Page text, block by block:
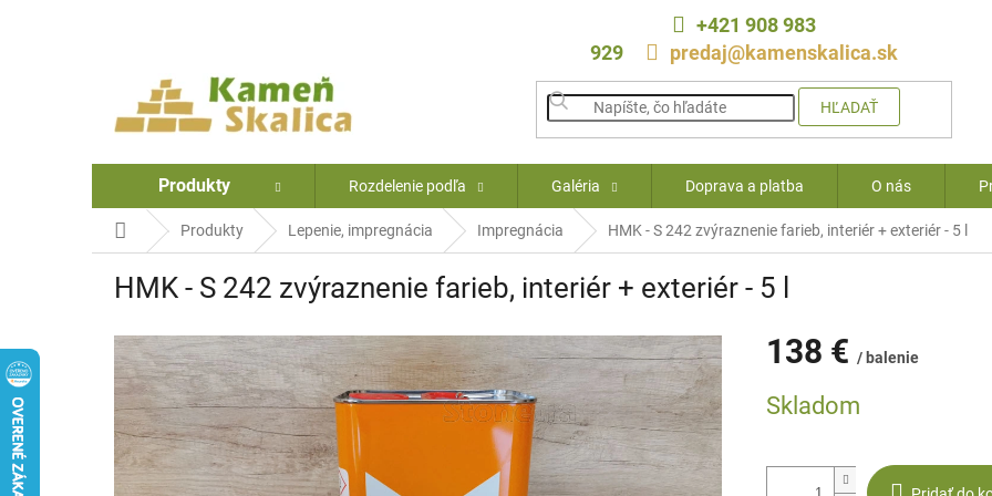
+421 908 983
929
predaj@kamenskalica.sk
HĽADAŤ
Produkty Rozdelenie podľa Galéria Doprava a platba O nás
DomovProdukty Lepenie, impregnácia Impregnácia HMK - S 242 zvýraznenie farieb, interiér + exteriér - 5 l
HMK - S 242 zvýraznenie farieb, interiér + exteriér - 5 l
138 € / balenie
cena:
Skladom